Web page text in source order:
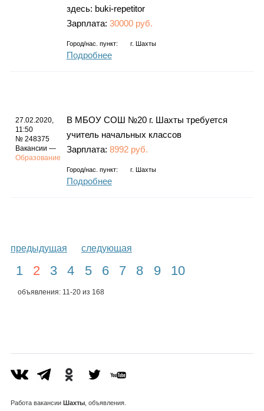
здесь: buki-repetitor
Зарплата: 30000 руб.
Город/нас. пункт: г. Шахты
Подробнее
27.02.2020,
11:50
№ 248375
Вакансии —
Образование
В МБОУ СОШ №20 г. Шахты требуется
учитель начальных классов
Зарплата: 8992 руб.
Город/нас. пункт: г. Шахты
Подробнее
предыдущая следующая
1 2 3 4 5 6 7 8 9 10
объявления: 11-20 из 168
Работа вакансии Шахты, объявления.